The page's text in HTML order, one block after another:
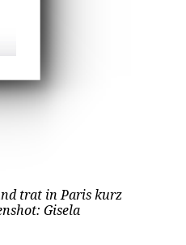
trat in Paris kurz
Gisela